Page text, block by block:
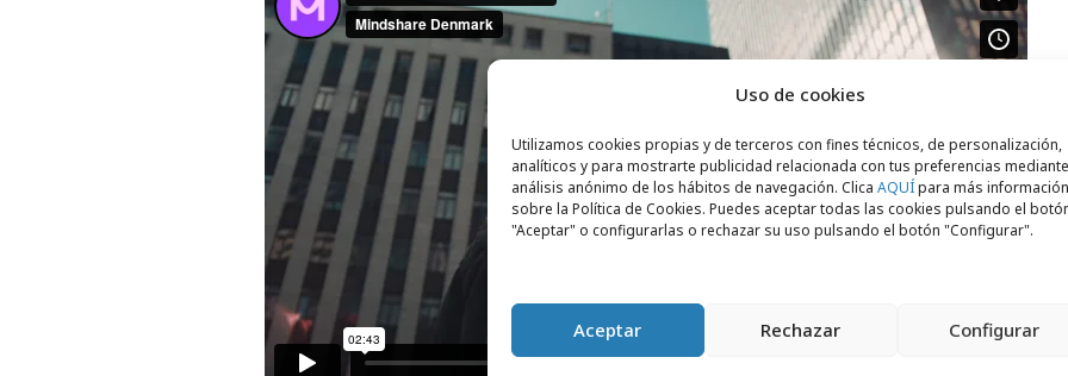
Uso de cookies
Utilizamos cookies propias y de terceros con fines técnicos, de personalización,
analíticos y para mostrarte publicidad relacionada con tus preferencias
análisis anónimo de los hábitos de navegación. Clica AQUÍpara más información
sobre la Política de Cookies. Puedes aceptar todas las cookies pulsando el
"Aceptar" o configurarlas o rechazar su uso pulsando el botón "Configurar".
Aceptar Rechazar Configurar